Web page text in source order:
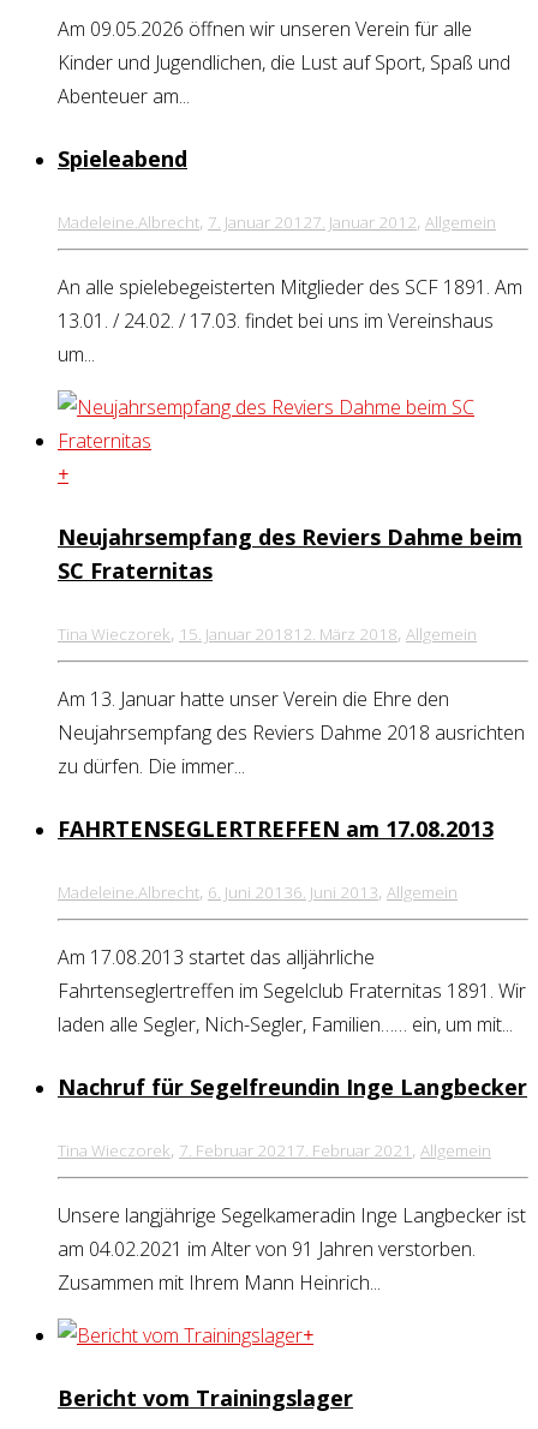
Am 09.05.2026 öffnen wir unseren Verein für alle
Kinder und Jugendlichen, die Lust auf Sport, Spaß und
Abenteuer am...
Spieleabend
Madeleine.Albrecht, 7. Januar 20127. Januar 2012, Allgemein
An alle spielebegeisterten Mitglieder des SCF 1891. Am
13.01. / 24.02. / 17.03. findet bei uns im Vereinshaus
um...
+
Neujahrsempfang des Reviers Dahme beim
SC Fraternitas
Tina Wieczorek, 15. Januar 201812. März 2018, Allgemein
Am 13. Januar hatte unser Verein die Ehre den
Neujahrsempfang des Reviers Dahme 2018 ausrichten
zu dürfen. Die immer...
FAHRTENSEGLERTREFFEN am 17.08.2013
Madeleine.Albrecht, 6. Juni 20136. Juni 2013, Allgemein
Am 17.08.2013 startet das alljährliche
Fahrtenseglertreffen im Segelclub Fraternitas 1891. Wir
laden alle Segler, Nich-Segler, Familien…… ein, um mit...
Nachruf für Segelfreundin Inge Langbecker
Tina Wieczorek, 7. Februar 2021 7. Februar 2021 , Allgemein
Unsere langjährige Segelkameradin Inge Langbecker ist
am 04.02.2021 im Alter von 91 Jahren verstorben.
Zusammen mit Ihrem Mann Heinrich...
+
Bericht vom Trainingslager